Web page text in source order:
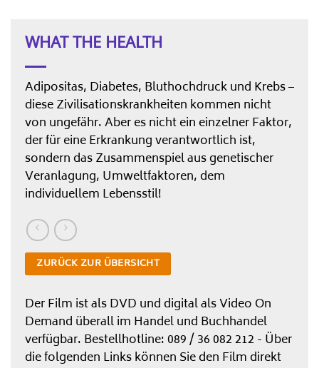
WHAT THE HEALTH
Adipositas, Diabetes, Bluthochdruck und Krebs –
diese Zivilisationskrankheiten kommen nicht
von ungefähr. Aber es nicht ein einzelner Faktor,
der für eine Erkrankung verantwortlich ist,
sondern das Zusammenspiel aus genetischer
Veranlagung, Umweltfaktoren, dem
individuellem Lebensstil!
ZURÜCK ZUR ÜBERSICHT
Der Film ist als DVD und digital als Video On
Demand überall im Handel und Buchhandel
verfügbar. Bestellhotline: 089 / 36 082 212 - Über
die folgenden Links können Sie den Film direkt